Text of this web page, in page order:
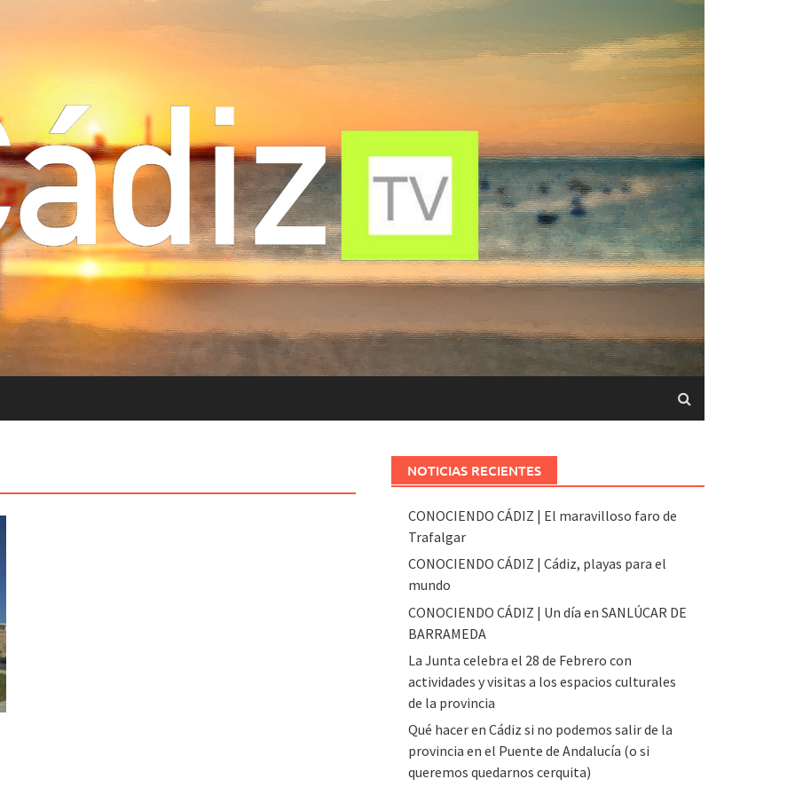
NOTICIAS RECIENTES
CONOCIENDO CÁDIZ | El maravilloso faro de
Trafalgar
CONOCIENDO CÁDIZ | Cádiz, playas para el
mundo
CONOCIENDO CÁDIZ | Un día en SANLÚCAR DE
BARRAMEDA
La Junta celebra el 28 de Febrero con
actividades y visitas a los espacios culturales
de la provincia
Qué hacer en Cádiz si no podemos salir de la
provincia en el Puente de Andalucía (o si
queremos quedarnos cerquita)